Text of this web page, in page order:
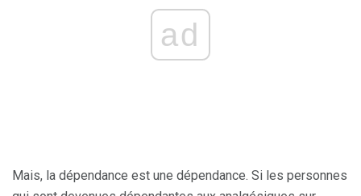
ad
Mais, la dépendance est une dépendance. Si les personnes